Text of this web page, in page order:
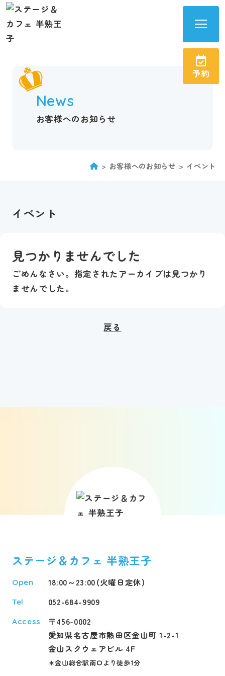
News
お客様へのお知らせ
お客様へのお知らせ イベント
イベント
見つかりませんでした
ごめんなさい。指定されたアーカイブは見つかり
ませんでした。
戻る
ステージ＆カフェ 半熟王子
Open 18:00～23:00（火曜日定休）
Tel 052-684-9909
Access
〒456-0002
愛知県名古屋市熱田区金山町 1-2-1
金山スクウェアビル 4F
＊金山総合駅南口より徒歩1分
半
熟
王
子
ュ
予約